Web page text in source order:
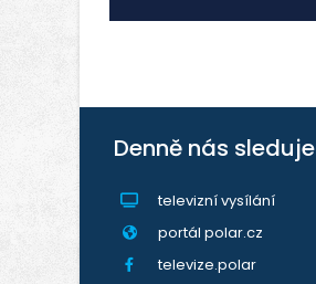
Denně nás sleduje
televizní vysílání
portál polar.cz
televize.polar